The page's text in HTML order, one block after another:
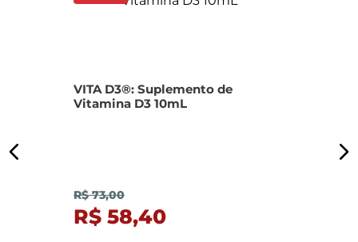
VITA D3®: Suplemento de
Vitamina D3 10mL
R$ 73,00
R$ 58,40